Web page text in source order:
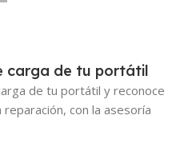
carga de tu portátil
de tu portátil y reconoce
con la asesoría